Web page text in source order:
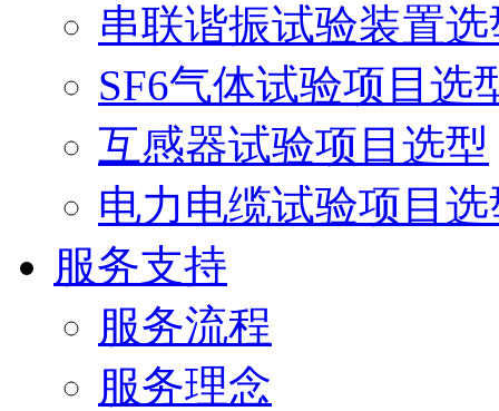
串联谐振试验装置选
SF6气体试验项目选
互感器试验项目选型
电力电缆试验项目选
服务支持
服务流程
服务理念